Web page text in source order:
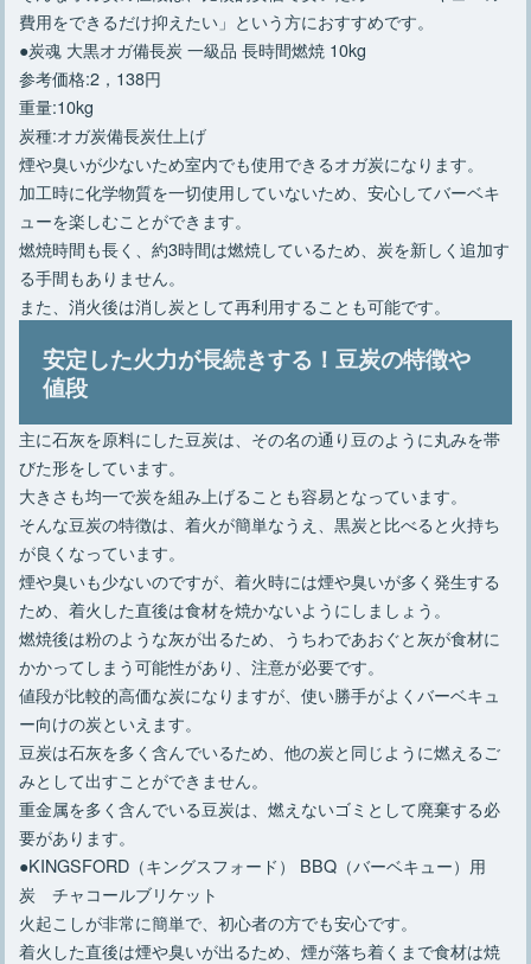
費用をできるだけ抑えたい」という方におすすめです。
●炭魂 大黒オガ備長炭 一級品 長時間燃焼 10kg
参考価格:2，138円
重量:10kg
炭種:オガ炭備長炭仕上げ
煙や臭いが少ないため室内でも使用できるオガ炭になります。
加工時に化学物質を一切使用していないため、安心してバーベキ
ューを楽しむことができます。
燃焼時間も長く、約3時間は燃焼しているため、炭を新しく追加す
る手間もありません。
また、消火後は消し炭として再利用することも可能です。
安定した火力が長続きする！豆炭の特徴や
値段
主に石灰を原料にした豆炭は、その名の通り豆のように丸みを帯
びた形をしています。
大きさも均一で炭を組み上げることも容易となっています。
そんな豆炭の特徴は、着火が簡単なうえ、黒炭と比べると火持ち
が良くなっています。
煙や臭いも少ないのですが、着火時には煙や臭いが多く発生する
ため、着火した直後は食材を焼かないようにしましょう。
燃焼後は粉のような灰が出るため、うちわであおぐと灰が食材に
かかってしまう可能性があり、注意が必要です。
値段が比較的高価な炭になりますが、使い勝手がよくバーベキュ
ー向けの炭といえます。
豆炭は石灰を多く含んでいるため、他の炭と同じように燃えるご
みとして出すことができません。
重金属を多く含んでいる豆炭は、燃えないゴミとして廃棄する必
要があります。
●KINGSFORD（キングスフォード） BBQ（バーベキュー）用
炭 チャコールブリケット
火起こしが非常に簡単で、初心者の方でも安心です。
着火した直後は煙や臭いが出るため、煙が落ち着くまで食材は焼